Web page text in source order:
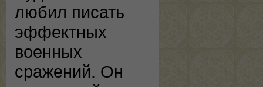
любил писать
эффектных
военных
сражений. Он